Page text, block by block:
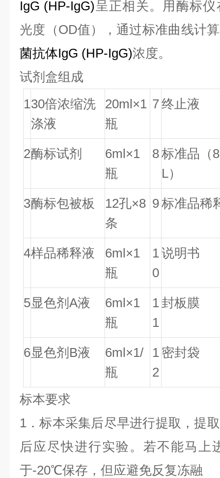
IgG (HP-IgG)呈正相关。用酶标仪
光度（OD值）， 通过标准曲线计
菌抗体IgG (HP-IgG)浓度。
试剂盒组成
130倍浓缩洗
涤液
20ml×1
瓶
7终止液
2酶标试剂
6ml×1
瓶
8标准品（
L）
3酶标包被板
12孔×8
条
9标准品稀
4样品稀释液
6ml×1
瓶
1
0
说明书
5显色剂A液
6ml×1
瓶
1
1
封板膜
6显色剂B液
6ml×1/
瓶
1
2
密封袋
标本要求
1．标本采集后尽早进行提取，提
后应尽快进行实验。若不能马上
于-20℃保存，但应避免反复冻融